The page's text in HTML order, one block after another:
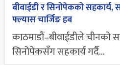
बीवाईडी र सिनोपेकको सहकार्य,
फ्ल्यास चार्जिङ हब
काठमाडौं–बीवाईडीले चीनको
सिनोपेकसँग सहकार्य गर्दै...